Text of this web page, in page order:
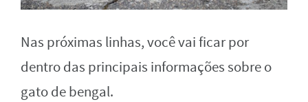
Nas próximas linhas, você vai ficar por
dentro das principais informações sobre o
gato de bengal.